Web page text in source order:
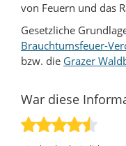
von Feuern und das
Gesetzliche
Brauchtumsfeuer-
bzw. die Grazer
War diese